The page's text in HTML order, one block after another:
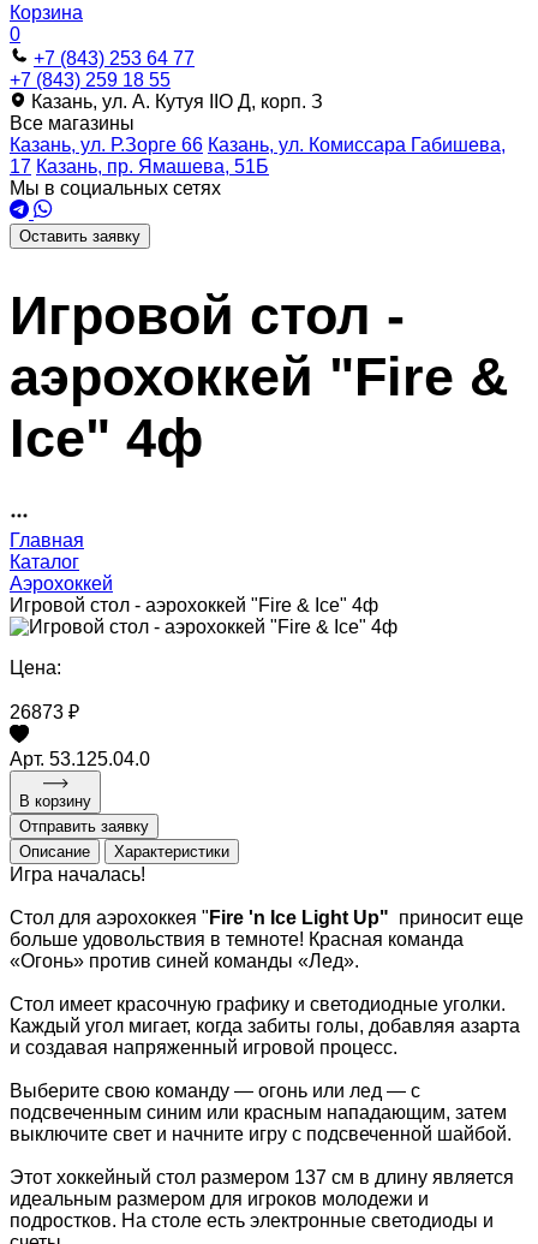
Корзина
0
+7 (843) 253 64 77
+7 (843) 259 18 55
Казань, ул. А. Кутуя IIO Д, корп. З
Все магазины
Казань, ул. Р.Зорге 66 Казань, ул. Комиссара Габишева,
17 Казань, пр. Ямашева, 51Б
Мы в социальных сетях
Оставить заявку
Игровой стол -
аэрохоккей "Fire &
Ice" 4ф
Главная
Каталог
Аэрохоккей
Игровой стол - аэрохоккей "Fire & Ice" 4ф
Цена:
26873 ₽
Арт. 53.125.04.0
В корзину
Отправить заявку
Описание
Характеристики
Игра началась!
Стол для аэрохоккея " Fire 'n Ice Light Up" приносит еще
больше удовольствия в темноте! Красная команда
«Огонь» против синей команды «Лед».
Стол имеет красочную графику и светодиодные уголки.
Каждый угол мигает, когда забиты голы, добавляя азарта
и создавая напряженный игровой процесс.
Выберите свою команду — огонь или лед — с
подсвеченным синим или красным нападающим, затем
выключите свет и начните игру с подсвеченной шайбой.
Этот хоккейный стол размером 137 см в длину является
идеальным размером для игроков молодежи и
подростков. На столе есть электронные светодиоды и